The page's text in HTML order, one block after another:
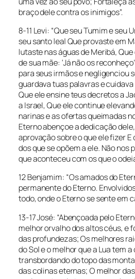
braço dele contra os inimigos”.
8-11 Levi: “Que seu Tumim e seu
seu santo leal Que provaste em
lutaste nas águas de Meribá, Que
de sua mãe: ‘Já não os
para seus irmãos e negligenciou
guardava tuas palavras e
Que ele ensine teus decretos a
a Israel, Que ele continue
narinas e as ofertas queimadas
Eterno abençoe a dedicação
aprovação sobre o que ele fizer E
dos que se opõem a ele. Não nos
que aconteceu com os que o
12 Benjamim: “Os amados do
permanente do Eterno.
todo, onde o Eterno se sente em
13-17 José: “Abençoada pelo
melhor orvalho dos altos céus, e
das profundezas; Os melhores
do Sol e o melhor que a Lua tem
transbordando do topo das
das colinas eternas; O melhor